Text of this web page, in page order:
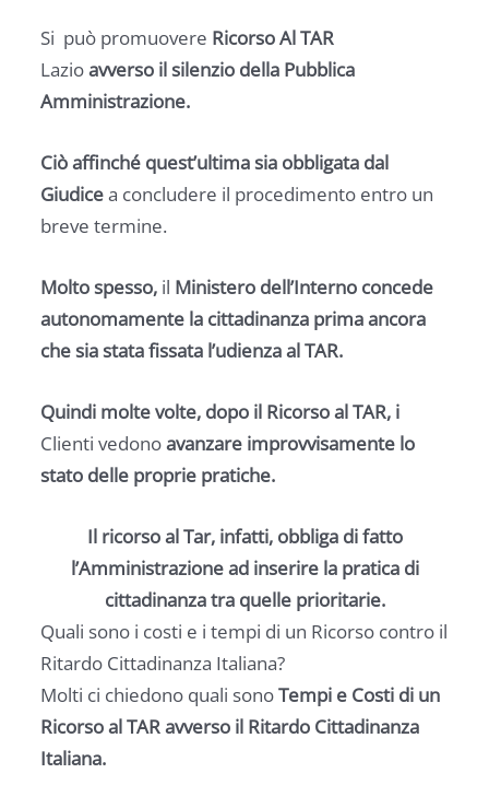
Si può promuovere Ricorso Al TAR
Lazioavverso il silenzio della Pubblica
Amministrazione.
Ciò affinché quest’ultima sia obbligata dal
Giudicea concludere il procedimento entro un
breve termine.
Molto spesso, il Ministero dell’Interno concede
autonomamente la cittadinanza prima ancora
che sia stata fissata l’udienza al TAR.
Quindi molte volte, dopo il Ricorso al TAR, i
Clienti vedonoavanzare improvvisamente lo
stato delle proprie pratiche.
Il ricorso al Tar, infatti, obbliga di fatto
l’Amministrazione ad inserire la pratica di
cittadinanza tra quelle prioritarie.
Quali sono i costi e i tempi di un Ricorso contro il
Ritardo Cittadinanza Italiana?
Molti ci chiedono quali sonoTempi e Costi di un
Ricorso al TAR avverso il Ritardo Cittadinanza
Italiana.